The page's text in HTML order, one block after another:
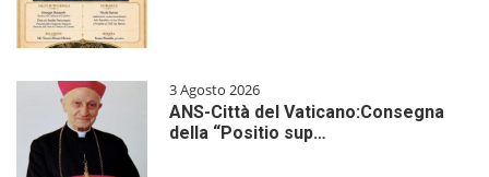
3 Agosto 2026
ANS-Città del Vaticano:Consegna
della “Positio sup…